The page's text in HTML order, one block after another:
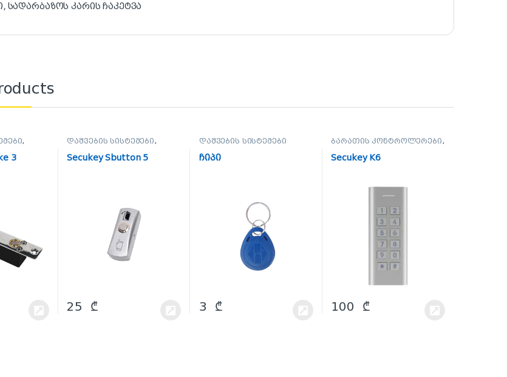
, სადარბაზოს კარის ჩაკეტვა
,
3
დაშვების სისტემები,
Secukey Sbutton 5
25 ₾
დაშვების სისტემები
ჩიპი
3 ₾
ბარათის კონტროლერები,
Secukey K6
100 ₾